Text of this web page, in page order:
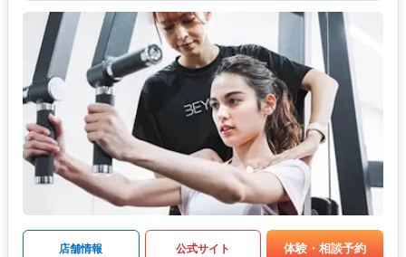
店舗情報 公式サイト 体験・相談予約